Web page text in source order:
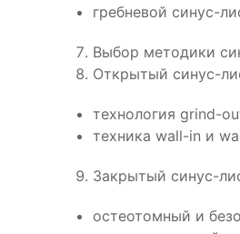
гребневой синус-
Выбор методики
Открытый синус-
технология grind-
техника wall-in и
Закрытый синус-
остеотомный и